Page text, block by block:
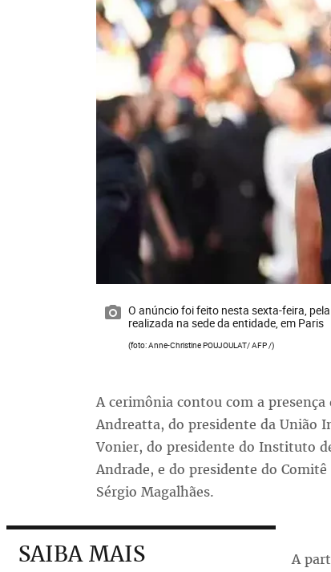
O anúncio foi feito nesta sexta-feira,
realizada na sede da entidade, em Paris
(foto: Anne-Christine POUJOULAT/ AFP /)
A cerimônia contou com a
Andreatta, do presidente da União
Vonier, do presidente do Instituto
Andrade, e do presidente do
Sérgio Magalhães.
SAIBA MAIS
A